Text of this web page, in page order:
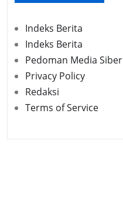
Indeks Berita
Indeks Berita
Pedoman Media Siber
Privacy Policy
Redaksi
Terms of Service